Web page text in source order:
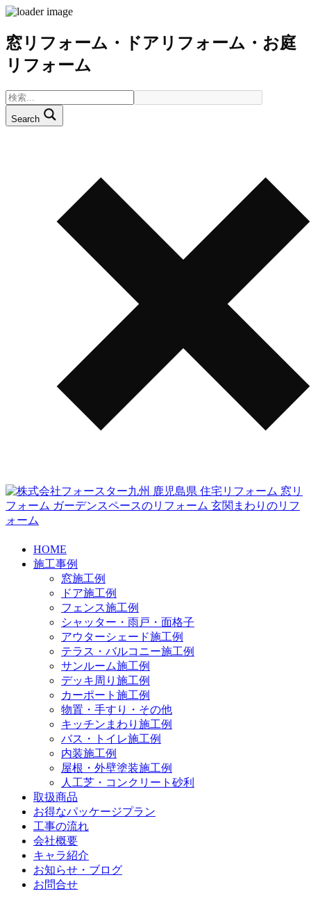
窓リフォーム・ドアリフォーム・お庭
リフォーム
Search
HOME
施工事例
窓施工例
ドア施工例
フェンス施工例
シャッター・雨戸・面格子
アウターシェード施工例
テラス・バルコニー施工例
サンルーム施工例
デッキ周り施工例
カーポート施工例
物置・手すり・その他
キッチンまわり施工例
バス・トイレ施工例
内装施工例
屋根・外壁塗装施工例
人工芝・コンクリート砂利
取扱商品
お得なパッケージプラン
工事の流れ
会社概要
キャラ紹介
お知らせ・ブログ
お問合せ